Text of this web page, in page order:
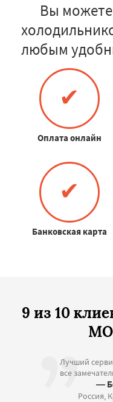
Вы
любым
✔
Оплата онлайн
✔
Банковская карта
9 из 10
Лучший
все
—
Россия,